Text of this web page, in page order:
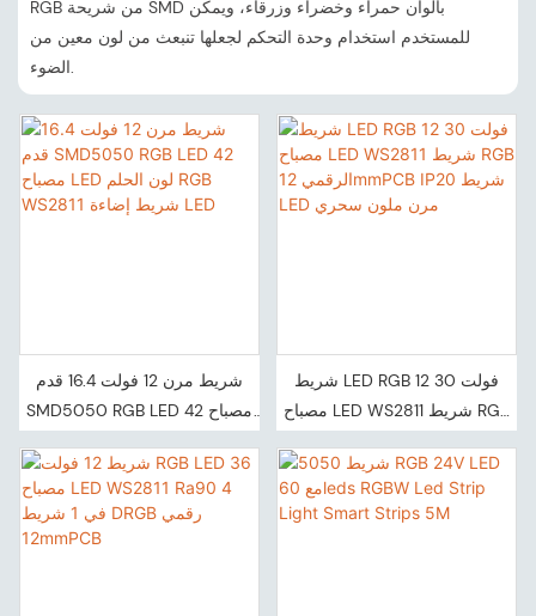
RGB من شريحة SMD بألوان حمراء وخضراء وزرقاء، ويمكن
للمستخدم استخدام وحدة التحكم لجعلها تنبعث من لون معين من
الضوء.
شريط مرن 12 فولت 16.4 قدم
SMD5050 RGB LED 42 مصباح
شريط إضاءة LED
شريط LED RGB 12 فولت 30
مصباح LED WS2811 شريط RGB
LED مرن ملون سحري